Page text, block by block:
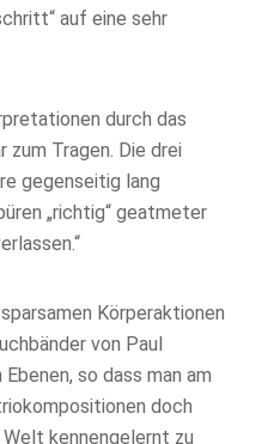
auf eine sehr
durch das
Tragen. Die drei
gegenseitig lang
„richtig“ geatmeter
Körperaktionen
von Paul
so dass man am
doch
kennengelernt zu